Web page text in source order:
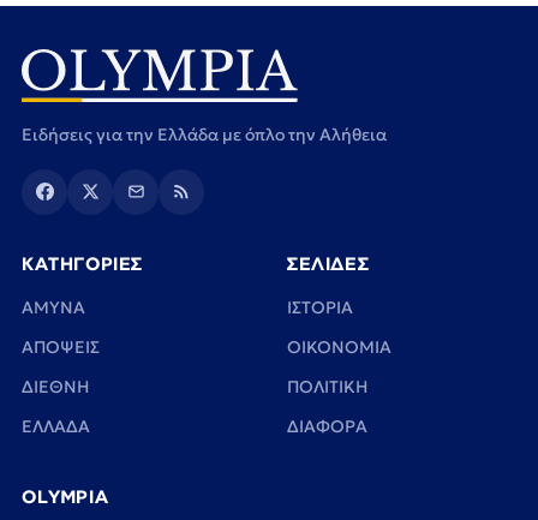
Ειδήσεις για την Ελλάδα με όπλο την Αλήθεια
ΚΑΤΗΓΟΡΙΕΣ
ΑΜΥΝΑ
ΑΠΟΨΕΙΣ
ΔΙΕΘΝΗ
ΕΛΛΑΔΑ
ΣΕΛΙΔΕΣ
ΙΣΤΟΡΙΑ
ΟΙΚΟΝΟΜΙΑ
ΠΟΛΙΤΙΚΗ
ΔΙΑΦΟΡΑ
OLYMPIA